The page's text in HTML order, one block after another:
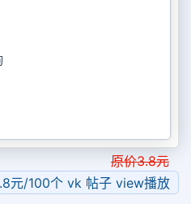
原价3.8元
元/100个 vk 帖子 view播放